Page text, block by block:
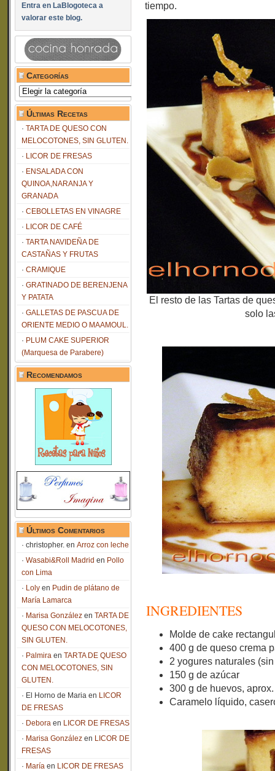
Entra en LaBlogoteca a
valorar este blog.
Categorías
Categorías
Últimas Recetas
TARTA DE QUESO CON
MELOCOTONES, SIN GLUTEN.
LICOR DE FRESAS
ENSALADA CON
QUINOA,NARANJA Y
GRANADA
CEBOLLETAS EN VINAGRE
LICOR DE CAFÉ
TARTA NAVIDEÑA DE
CASTAÑAS Y FRUTAS
CRAMIQUE
GRATINADO DE BERENJENA
Y PATATA
GALLETAS DE PASCUA DE
ORIENTE MEDIO O MAAMOUL.
PLUM CAKE SUPERIOR
(Marquesa de Parabere)
Recomendamos
Últimos Comentarios
christopher. en Arroz con leche
Wasabi&Roll Madrid en Pollo
con Lima
Loly en Pudin de plátano de
María Lamarca
Marisa González en TARTA DE
QUESO CON MELOCOTONES,
SIN GLUTEN.
Palmira en TARTA DE QUESO
CON MELOCOTONES, SIN
GLUTEN.
El Horno de Maria en LICOR
DE FRESAS
Debora en LICOR DE FRESAS
Marisa González en LICOR DE
FRESAS
María en LICOR DE FRESAS
tiempo.
El resto de las Tartas de
solo
INGREDIENTES
Molde de cake
400 g de queso crema
2 yogures naturales
150 g de azúcar
300 g de huevos,
Caramelo líquido,